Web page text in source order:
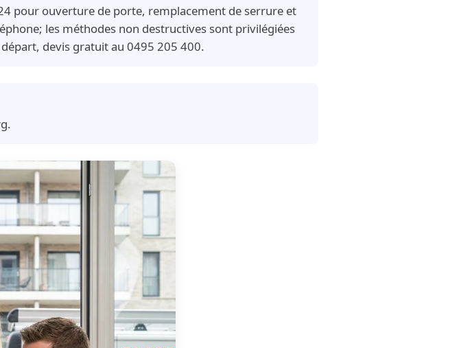
pour ouverture de porte, remplacement de serrure et
les méthodes non destructives sont privilégiées
devis gratuit au 0495 205 400.
.